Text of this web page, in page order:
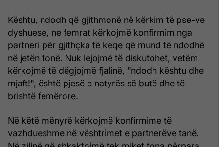
Kështu, ndodh që gjithmonë në kërkim të pse-ve
dyshuese, ne femrat kërkojmë konfirmim nga
part­neri për gjithçka të keqe që mund të ndodhë
në jetën tonë. Nuk lejojmë të diskutohet, vetëm
kërkojmë të dëgjojmë fjalinë, "ndodh kështu dhe
mjaft!", është pjesë e natyrës së butë dhe të
brishtë femërore.
Në këtë mënyrë kërkojmë konfirmime të
vazhdueshme në vështrimet e partnerëve tanë.